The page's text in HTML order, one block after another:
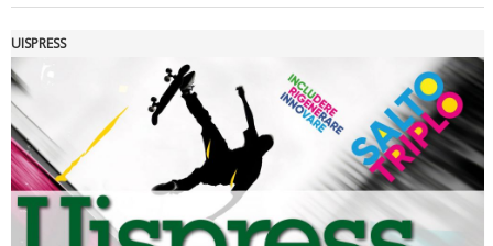
Luglio 2026: "Pensando con i piedi, si possono fare le
rivoluzioni"
UISPRESS